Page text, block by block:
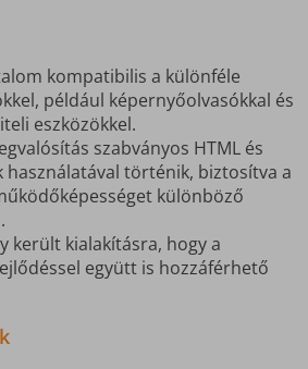
kompatibilis a különféle
például képernyőolvasókkal és
eszközökkel.
szabványos HTML és
használatával történik, biztosítva a
különböző
került kialakításra, hogy a
együtt is hozzáférhető